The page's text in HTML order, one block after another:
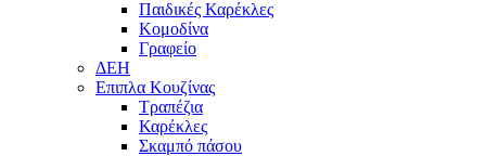
Παιδικές Καρέκλες
Κομοδίνα
Γραφείο
ΔΕΗ
Επιπλα Κουζίνας
Τραπέζια
Καρέκλες
Σκαμπό πάσου